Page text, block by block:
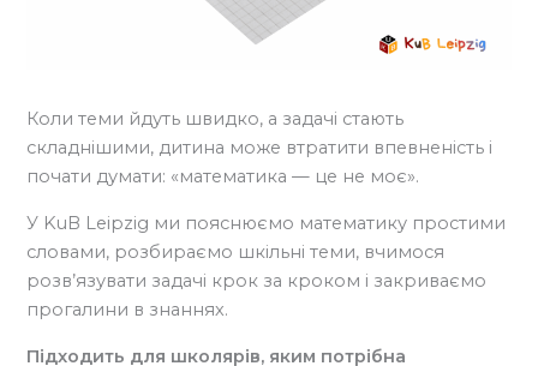
Коли теми йдуть швидко, а задачі стають
складнішими, дитина може втратити впевненість і
почати думати: «математика — це не моє».
У KuB Leipzig ми пояснюємо математику простими
словами, розбираємо шкільні теми, вчимося
розв’язувати задачі крок за кроком і закриваємо
прогалини в знаннях.
Підходить для школярів, яким потрібна